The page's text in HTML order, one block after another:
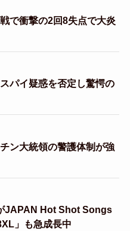
で衝撃の2回8失点で大炎
パイ疑惑を否定し驚愕の
ン大統領の警護体制が強
JAPAN Hot Shot Songs
」も急成長中